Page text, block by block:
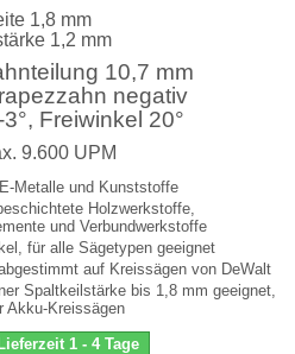
1,8 mm
1,2 mm
10,7 mm
negativ
Freiwinkel 20°
9.600 UPM
Metalle und Kunststoffe
Holzwerkstoffe,
und Verbundwerkstoffe
für alle Sägetypen geeignet
auf Kreissägen von DeWalt
Spaltkeilstärke bis 1,8 mm geeignet,
Akku-Kreissägen
1 - 4 Tage